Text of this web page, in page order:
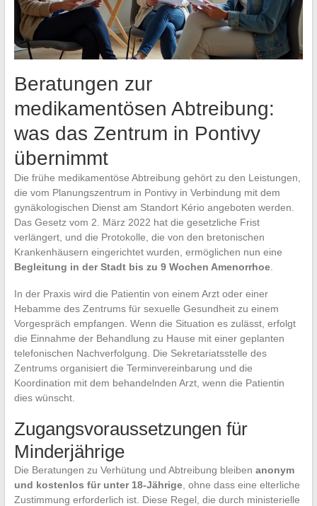
Beratungen zur
medikamentösen Abtreibung:
was das Zentrum in Pontivy
übernimmt
Die frühe medikamentöse Abtreibung gehört zu den Leistungen,
die vom Planungszentrum in Pontivy in Verbindung mit dem
gynäkologischen Dienst am Standort Kério angeboten werden.
Das Gesetz vom 2. März 2022 hat die gesetzliche Frist
verlängert, und die Protokolle, die von den bretonischen
Krankenhäusern eingerichtet wurden, ermöglichen nun eine
Begleitung in der Stadt bis zu 9 Wochen Amenorrhoe.
In der Praxis wird die Patientin von einem Arzt oder einer
Hebamme des Zentrums für sexuelle Gesundheit zu einem
Vorgespräch empfangen. Wenn die Situation es zulässt, erfolgt
die Einnahme der Behandlung zu Hause mit einer geplanten
telefonischen Nachverfolgung. Die Sekretariatsstelle des
Zentrums organisiert die Terminvereinbarung und die
Koordination mit dem behandelnden Arzt, wenn die Patientin
dies wünscht.
Zugangsvoraussetzungen für
Minderjährige
Die Beratungen zu Verhütung und Abtreibung bleiben anonym
und kostenlos für unter 18-Jährige, ohne dass eine elterliche
Zustimmung erforderlich ist. Diese Regel, die durch ministerielle